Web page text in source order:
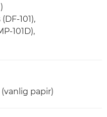
101),
101D),
papir)